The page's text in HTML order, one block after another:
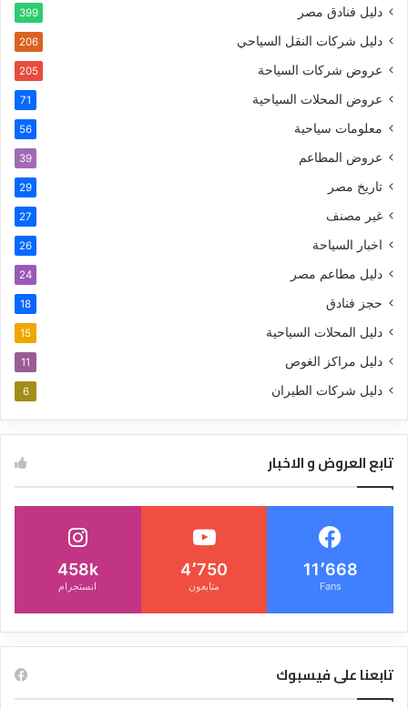
دليل فنادق مصر 399
دليل شركات النقل السياحي 206
عروض شركات السياحة 205
عروض المحلات السياحية 71
معلومات سياحية 56
عروض المطاعم 39
تاريخ مصر 29
غير مصنف 27
اخبار السياحة 26
دليل مطاعم مصر 24
حجز فنادق 18
دليل المحلات السياحية 15
دليل مراكز الغوص 11
دليل شركات الطيران 6
تابع العروض و الاخبار
11٬668
Fans
4٬750
متابعون
458k
انستجرام
تابعنا على فيسبوك